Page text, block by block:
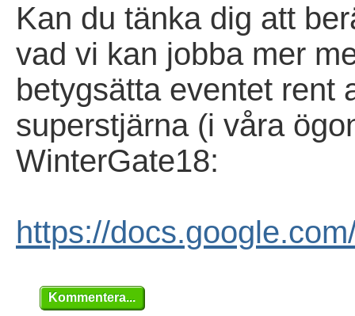
Kan du tänka dig att
vad vi kan jobba mer
betygsätta eventet rent
superstjärna (i våra
WinterGate18:
https://
Kommentera...